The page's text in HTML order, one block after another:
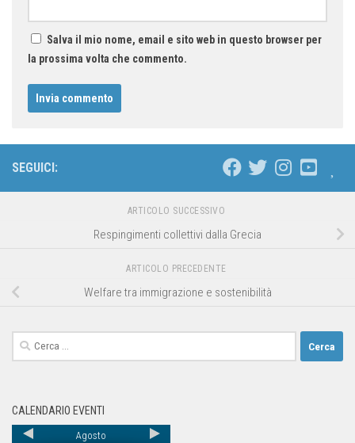
Salva il mio nome, email e sito web in questo browser per
la prossima volta che commento.
SEGUICI:
ARTICOLO SUCCESSIVO
Respingimenti collettivi dalla Grecia
ARTICOLO PRECEDENTE
Welfare tra immigrazione e sostenibilità
CALENDARIO EVENTI
Agosto